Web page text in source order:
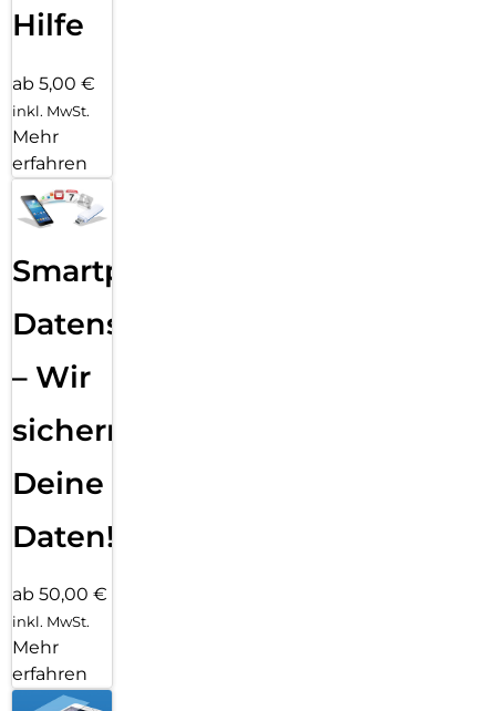
Hilfe
ab 5,00 €
inkl. MwSt.
Mehr
erfahren
Smartphone
Datensicherung
– Wir
sichern
Deine
Daten!
ab 50,00 €
inkl. MwSt.
Mehr
erfahren